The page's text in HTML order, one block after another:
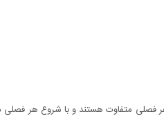
فصلی متفاوت هستند و با شروع هر